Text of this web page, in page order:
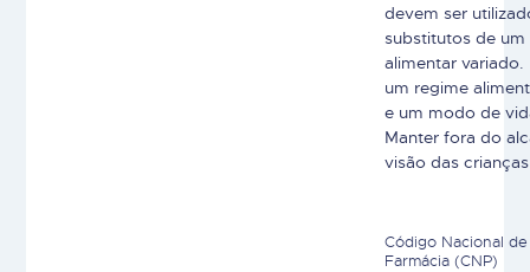
devem ser
substitutos de um
alimentar
um regime
e um modo de
Manter fora do
visão das
Código Nacional
Farmácia (CNP)